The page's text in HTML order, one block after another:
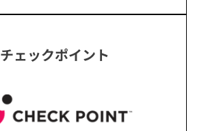
チェックポイント